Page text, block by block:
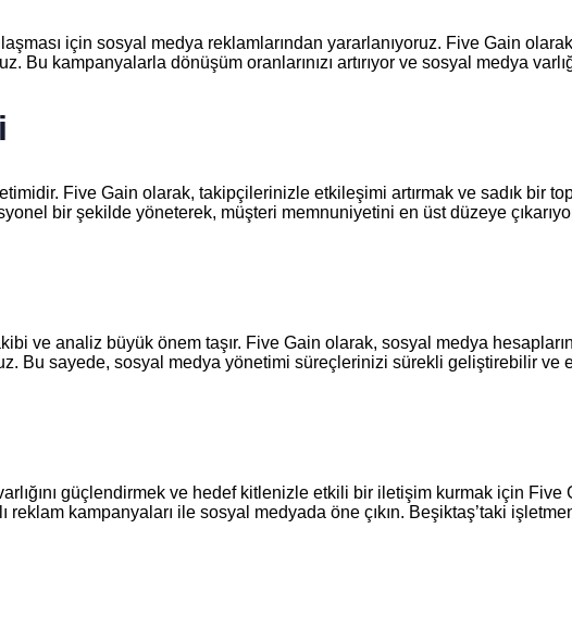
için sosyal medya reklamlarından yararlanıyoruz. Five Gain
Bu kampanyalarla dönüşüm oranlarınızı artırıyor ve sosyal medya
Five Gain olarak, takipçilerinizle etkileşimi artırmak ve sadık bir
bir şekilde yöneterek, müşteri memnuniyetini en üst düzeye
ve analiz büyük önem taşır. Five Gain olarak, sosyal medya
Bu sayede, sosyal medya yönetimi süreçlerinizi sürekli geliştirebilir ve
güçlendirmek ve hedef kitlenizle etkili bir iletişim kurmak için Five
kampanyaları ile sosyal medyada öne çıkın. Beşiktaş’taki